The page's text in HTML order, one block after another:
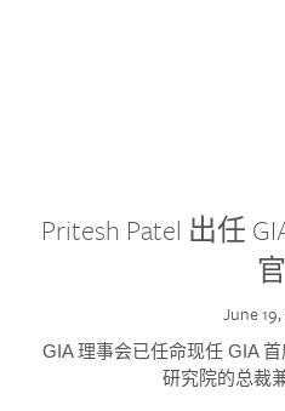
Pritesh Patel 出任
官
June
GIA 理事会已任命现任 GIA
研究院的总裁